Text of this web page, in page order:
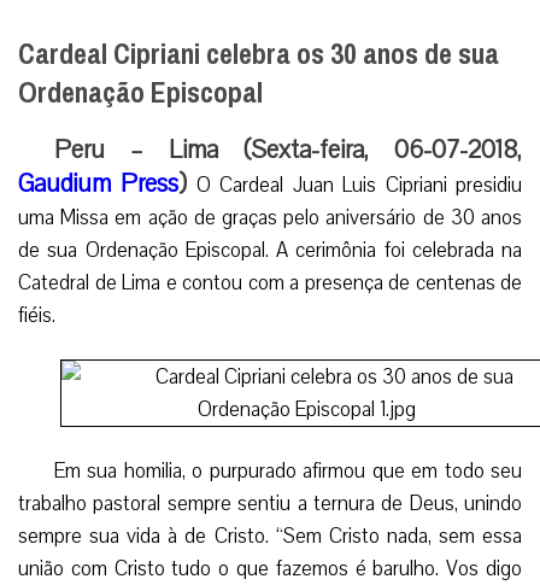
Cardeal Cipriani celebra os 30 anos de sua
Ordenação Episcopal
Peru – Lima (Sexta-feira, 06-07-2018,
Gaudium Press) O Cardeal Juan Luis Cipriani presidiu
uma Missa em ação de graças pelo aniversário de 30 anos
de sua Ordenação Episcopal. A cerimônia foi celebrada na
Catedral de Lima e contou com a presença de centenas de
fiéis.
Em sua homilia, o purpurado afirmou que em todo seu
trabalho pastoral sempre sentiu a ternura de Deus, unindo
sempre sua vida à de Cristo. “Sem Cristo nada, sem essa
união com Cristo tudo o que fazemos é barulho. Vos digo